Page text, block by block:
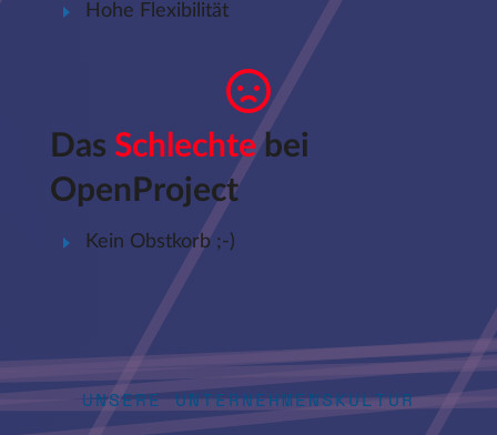
Hohe Flexibilität
Das Schlechtebei
OpenProject
Kein Obstkorb ;-)
UNSERE UNTERNEHMENSKULTUR